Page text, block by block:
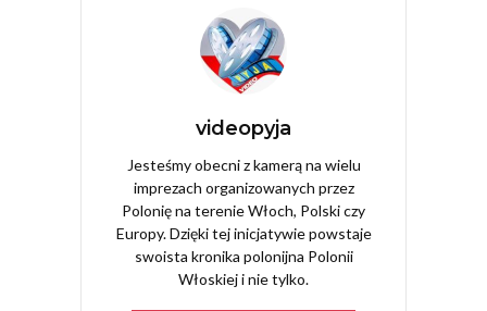
videopyja
Jesteśmy obecni z kamerą na wielu
imprezach organizowanych przez
Polonię na terenie Włoch, Polski czy
Europy. Dzięki tej inicjatywie powstaje
swoista kronika polonijna Polonii
Włoskiej i nie tylko.